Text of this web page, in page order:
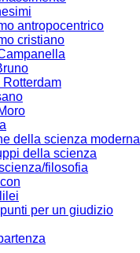
antropocentrico
cristiano
Rotterdam
della scienza moderna
della scienza
filosofia
per un giudizio